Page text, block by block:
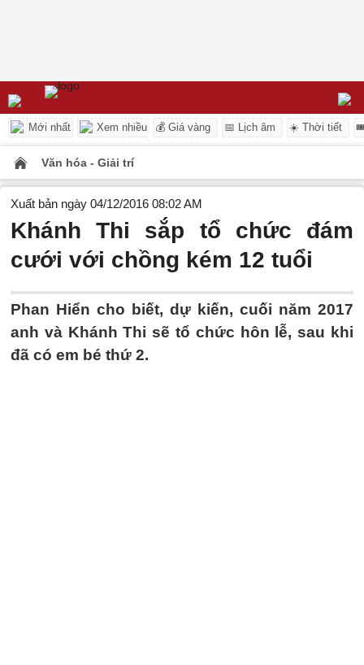
Mới nhất Xem nhiều 💰 Giá vàng 📅 Lịch âm ☀️ Thời tiết
Văn hóa - Giải trí
Xuất bản ngày 04/12/2016 08:02 AM
Khánh Thi sắp tổ chức đám
cưới với chồng kém 12 tuổi
Phan Hiển cho biết, dự kiến, cuối năm 2017
anh và Khánh Thi sẽ tổ chức hôn lễ, sau khi
đã có em bé thứ 2.